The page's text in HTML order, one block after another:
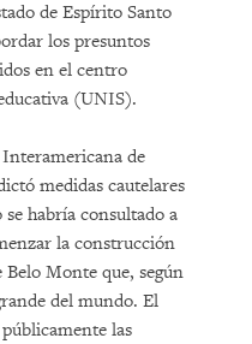
de Espírito Santo
los presuntos
en el centro
(UNIS).
de
medidas cautelares
habría consultado a
la construcción
Monte que, según
del mundo. El
las